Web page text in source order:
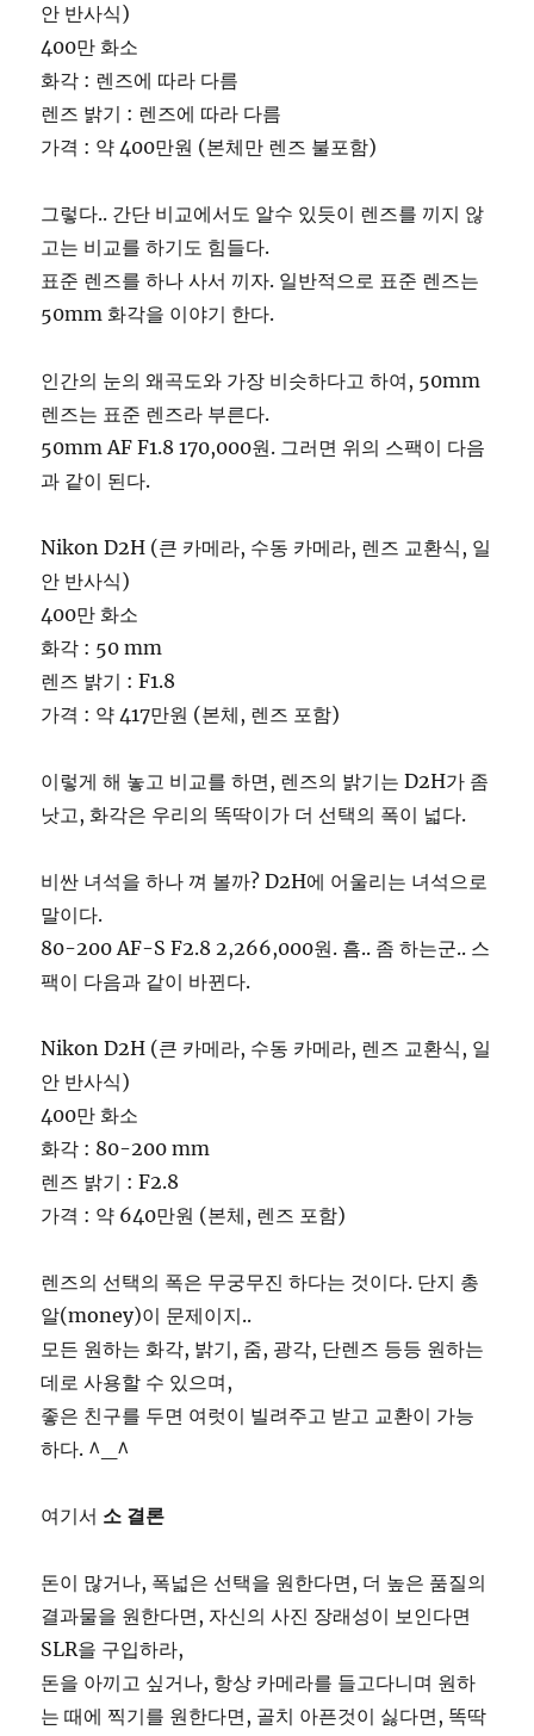
안 반사식)
400만 화소
화각 : 렌즈에 따라 다름
렌즈 밝기 : 렌즈에 따라 다름
가격 : 약 400만원 (본체만 렌즈 불포함)
그렇다.. 간단 비교에서도 알수 있듯이 렌즈를 끼지 않
고는 비교를 하기도 힘들다.
표준 렌즈를 하나 사서 끼자. 일반적으로 표준 렌즈는
50mm 화각을 이야기 한다.
인간의 눈의 왜곡도와 가장 비슷하다고 하여, 50mm
렌즈는 표준 렌즈라 부른다.
50mm AF F1.8 170,000원. 그러면 위의 스팩이 다음
과 같이 된다.
Nikon D2H (큰 카메라, 수동 카메라, 렌즈 교환식, 일
안 반사식)
400만 화소
화각 : 50 mm
렌즈 밝기 : F1.8
가격 : 약 417만원 (본체, 렌즈 포함)
이렇게 해 놓고 비교를 하면, 렌즈의 밝기는 D2H가 좀
낫고, 화각은 우리의 똑딱이가 더 선택의 폭이 넓다.
비싼 녀석을 하나 껴 볼까? D2H에 어울리는 녀석으로
말이다.
80-200 AF-S F2.8 2,266,000원. 흠.. 좀 하는군.. 스
팩이 다음과 같이 바뀐다.
Nikon D2H (큰 카메라, 수동 카메라, 렌즈 교환식, 일
안 반사식)
400만 화소
화각 : 80-200 mm
렌즈 밝기 : F2.8
가격 : 약 640만원 (본체, 렌즈 포함)
렌즈의 선택의 폭은 무궁무진 하다는 것이다. 단지 총
알(money)이 문제이지..
모든 원하는 화각, 밝기, 줌, 광각, 단렌즈 등등 원하는
데로 사용할 수 있으며,
좋은 친구를 두면 여럿이 빌려주고 받고 교환이 가능
하다. ^_^
여기서 소 결론
돈이 많거나, 폭넓은 선택을 원한다면, 더 높은 품질의
결과물을 원한다면, 자신의 사진 장래성이 보인다면
SLR을 구입하라,
돈을 아끼고 싶거나, 항상 카메라를 들고다니며 원하
는 때에 찍기를 원한다면, 골치 아픈것이 싫다면, 똑딱